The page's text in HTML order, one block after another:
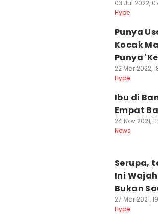
03 Jul 2022,
Hype
Punya
Kocak
Punya
22 Mar 2022,
Hype
Ibu di
Empat
24 Nov 2021,
News
Serupa,
Ini
Bukan
27 Mar 2021,
Hype